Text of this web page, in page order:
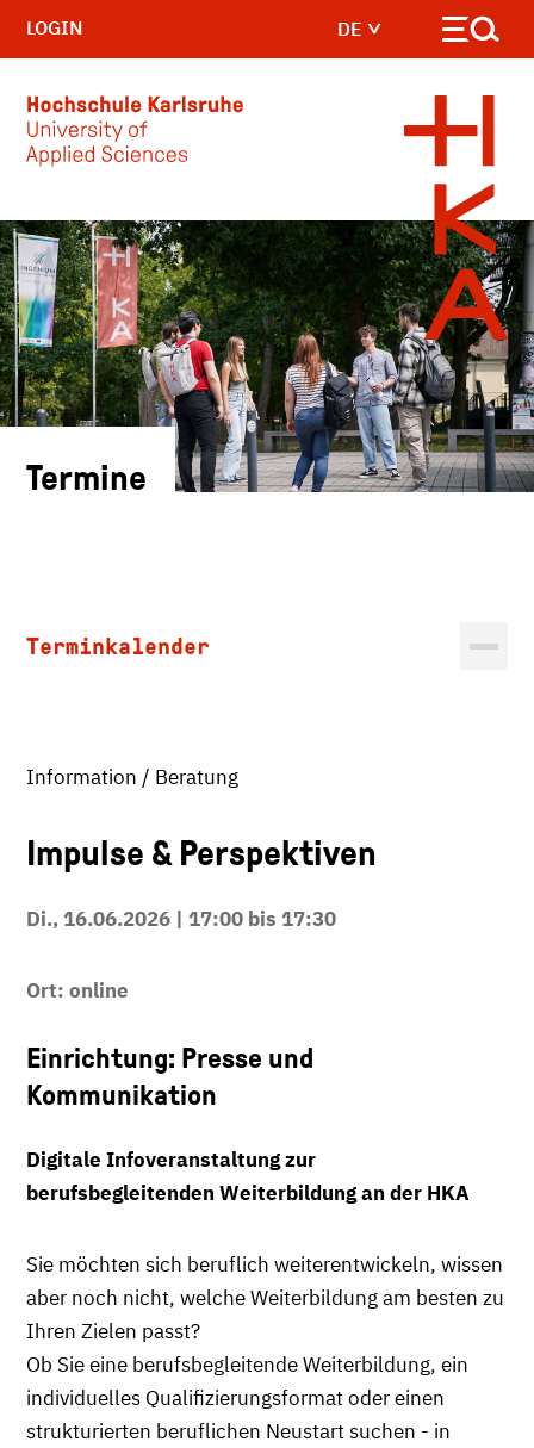
Skip to main content
DE
LOGIN
Termine
Terminkalender
Information / Beratung
Impulse & Perspektiven
Di., 16.06.2026 | 17:00 bis 17:30
Ort: online
Einrichtung: Presse und
Kommunikation
Digitale Infoveranstaltung zur
berufsbegleitenden Weiterbildung an der HKA
Sie möchten sich beruflich weiterentwickeln, wissen
aber noch nicht, welche Weiterbildung am besten zu
Ihren Zielen passt?
Ob Sie eine berufsbegleitende Weiterbildung, ein
individuelles Qualifizierungsformat oder einen
strukturierten beruflichen Neustart suchen - in